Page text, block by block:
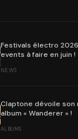
Festivals électro
events à faire en juin !
NEWS
Claptone dévoile son
album « Wanderer » !
ALBUMS